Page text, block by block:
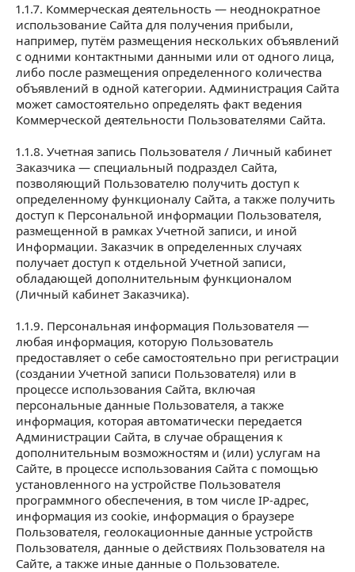
1.1.7. Коммерческая деятельность — неоднократное
использование Сайта для получения прибыли,
например, путём размещения нескольких объявлений
с одними контактными данными или от одного лица,
либо после размещения определенного количества
объявлений в одной категории. Администрация Сайта
может самостоятельно определять факт ведения
Коммерческой деятельности Пользователями Сайта.
1.1.8. Учетная запись Пользователя / Личный кабинет
Заказчика — специальный подраздел Сайта,
позволяющий Пользователю получить доступ к
определенному функционалу Сайта, а также получить
доступ к Персональной информации Пользователя,
размещенной в рамках Учетной записи, и иной
Информации. Заказчик в определенных случаях
получает доступ к отдельной Учетной записи,
обладающей дополнительным функционалом
(Личный кабинет Заказчика).
1.1.9. Персональная информация Пользователя —
любая информация, которую Пользователь
предоставляет о себе самостоятельно при регистрации
(создании Учетной записи Пользователя) или в
процессе использования Сайта, включая
персональные данные Пользователя, а также
информация, которая автоматически передается
Администрации Сайта, в случае обращения к
дополнительным возможностям и (или) услугам на
Сайте, в процессе использования Сайта с помощью
установленного на устройстве Пользователя
программного обеспечения, в том числе IP-адрес,
информация из cookie, информация о браузере
Пользователя, геолокационные данные устройств
Пользователя, данные о действиях Пользователя на
Сайте, а также иные данные о Пользователе.